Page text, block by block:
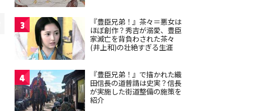
3
『豊臣兄弟！』茶々＝悪女は
ほぼ創作？秀吉が溺愛、豊臣
家滅亡を背負わされた茶々
(井上和)の壮絶すぎる生涯
4
『豊臣兄弟！』で描かれた織
田信長の道普請は史実？信長
が実施した街道整備の施策を
紹介